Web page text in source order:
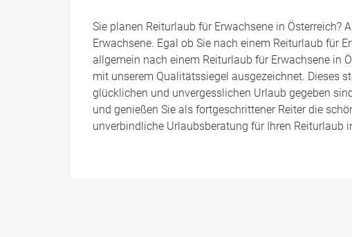
Sie planen Reiturlaub für Erwachsene in
Erwachsene. Egal ob Sie nach einem Reiturlaub für
allgemein nach einem Reiturlaub für Erwachsene in
mit unserem Qualitätssiegel ausgezeichnet. Dieses
glücklichen und unvergesslichen Urlaub gegeben
und genießen Sie als fortgeschrittener Reiter die
unverbindliche Urlaubsberatung für Ihren Reiturlaub